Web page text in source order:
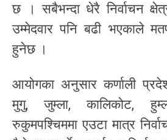
छ । सबैभन्दा धेरै निर्वाचन
उम्मेदवार पनि बढी भएकाले
हुनेछ ।
आयोगका अनुसार कर्णाली
मुगु, जुम्ला, कालिकोट,
रुकुमपश्चिममा एउटा मात्र